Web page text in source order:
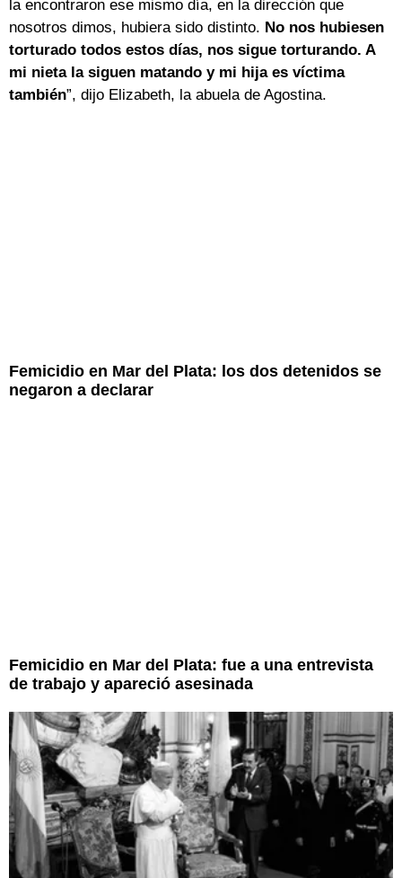
la encontraron ese mismo día, en la dirección que
nosotros dimos, hubiera sido distinto. No nos hubiesen
torturado todos estos días, nos sigue torturando. A
mi nieta la siguen matando y mi hija es víctima
también”, dijo Elizabeth, la abuela de Agostina.
Femicidio en Mar del Plata: los dos detenidos se
negaron a declarar
Femicidio en Mar del Plata: fue a una entrevista
de trabajo y apareció asesinada